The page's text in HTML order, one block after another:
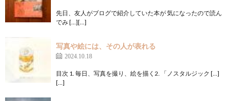
先日、友人がブログで紹介していた本が 気になったので読ん
でみ […][…]
写真や絵には、その人が表れる
2024.10.18
目次 1. 毎日、写真を撮り、絵を描く2. 「ノスタルジック […]
[…]